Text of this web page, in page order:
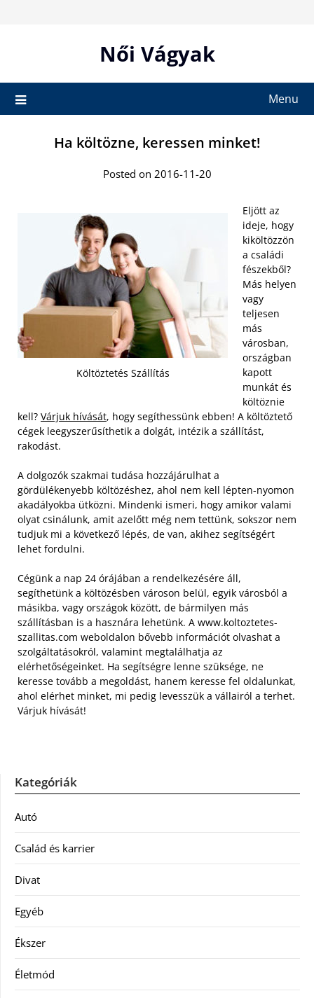
Női Vágyak
Menu
Ha költözne, keressen minket!
Posted on 2016-11-20
Költöztetés Szállítás
Eljött az
ideje, hogy
kiköltözzön
a családi
fészekből?
Más helyen
vagy
teljesen
más
városban,
országban
kapott
munkát és
költöznie
kell? Várjuk hívását, hogy segíthessünk ebben! A költöztető
cégek leegyszerűsíthetik a dolgát, intézik a szállítást,
rakodást.
A dolgozók szakmai tudása hozzájárulhat a
gördülékenyebb költözéshez, ahol nem kell lépten-nyomon
akadályokba ütközni. Mindenki ismeri, hogy amikor valami
olyat csinálunk, amit azelőtt még nem tettünk, sokszor nem
tudjuk mi a következő lépés, de van, akihez segítségért
lehet fordulni.
Cégünk a nap 24 órájában a rendelkezésére áll,
segíthetünk a költözésben városon belül, egyik városból a
másikba, vagy országok között, de bármilyen más
szállításban is a hasznára lehetünk. A www.koltoztetes-
szallitas.com weboldalon bővebb információt olvashat a
szolgáltatásokról, valamint megtalálhatja az
elérhetőségeinket. Ha segítségre lenne szüksége, ne
keresse tovább a megoldást, hanem keresse fel oldalunkat,
ahol elérhet minket, mi pedig levesszük a vállairól a terhet.
Várjuk hívását!
Kategóriák
Autó
Család és karrier
Divat
Egyéb
Ékszer
Életmód